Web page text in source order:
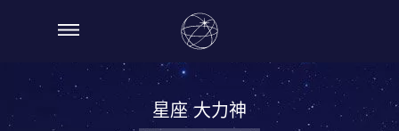
星座 大力神